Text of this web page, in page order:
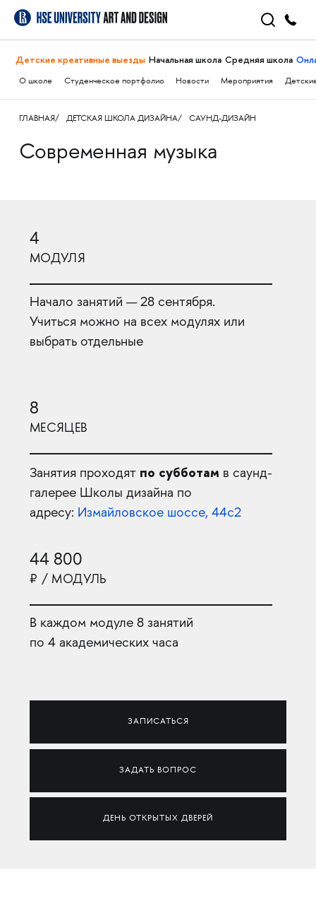
Детские креативные выезды Начальная школа Средняя школа
О школе Студенческое портфолио Новости Мероприятия
ГЛАВНАЯ ДЕТСКАЯ ШКОЛА ДИЗАЙНА САУНД-ДИЗАЙН
Современная музыка
4
МОДУЛЯ
Начало занятий — 28 сентября.
Учиться можно на всех модулях или
выбрать отдельные
8
МЕСЯЦЕВ
Занятия проходят по субботам в саунд-
галерее Школы дизайна по
адресу: Измайловское шоссе, 44с2
44 800
₽ / МОДУЛЬ
В каждом модуле 8 занятий
по 4 академических часа
ЗАПИСАТЬСЯ
ЗАДАТЬ ВОПРОС
ДЕНЬ ОТКРЫТЫХ ДВЕРЕЙ